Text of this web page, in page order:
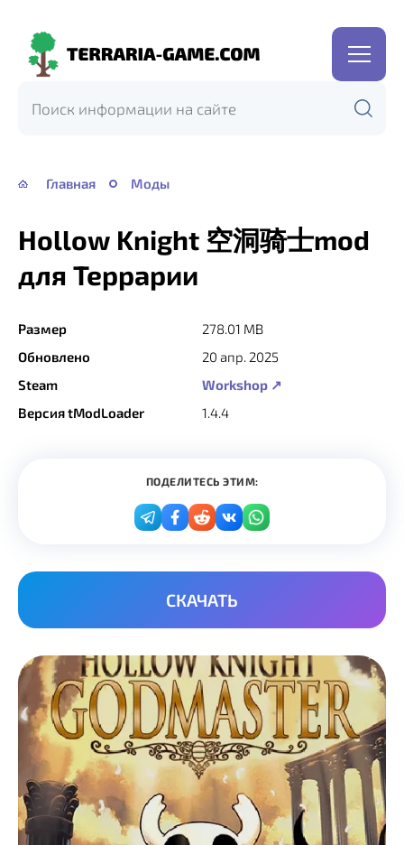
Terraria-
Главная Моды
Hollow Knight 空洞骑士mod
для Террарии
Размер
278.01 MB
Обновлено
20 апр. 2025
Steam
Workshop ↗
Версия tModLoader
1.4.4
ПОДЕЛИТЕСЬ ЭТИМ:
СКАЧАТЬ